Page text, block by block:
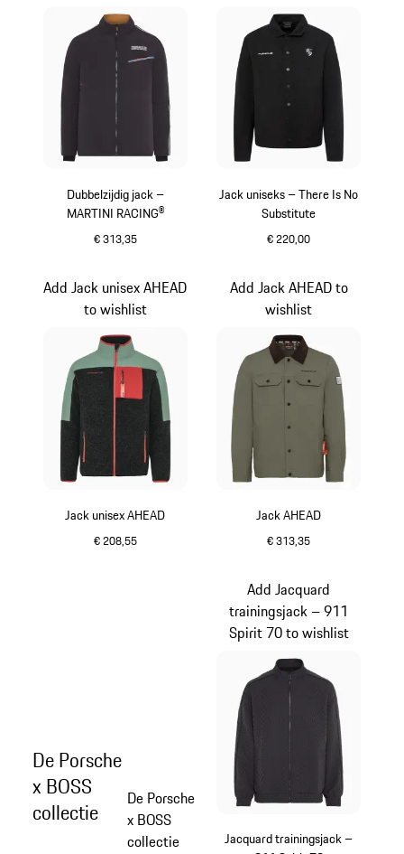
Dubbelzijdig jack –
MARTINI RACING®
€ 313,35
Jack uniseks – There Is No
Substitute
€ 220,00
Jack unisex AHEAD
€ 208,55
Add Jack unisex AHEAD
to wishlist
Jack AHEAD
€ 313,35
Add Jack AHEAD to
wishlist
De Porsche
x BOSS
collectie
De Porsche
x BOSS
collectie
Jacquard trainingsjack –
Add Jacquard
trainingsjack – 911
Spirit 70 to wishlist